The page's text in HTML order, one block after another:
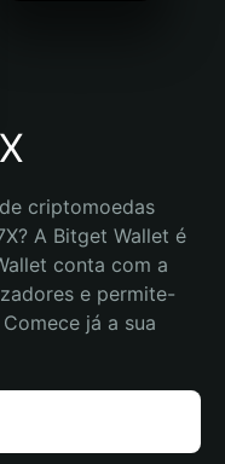
criptomoedas
A Bitget Wallet é
conta com a
e permite-
já a sua